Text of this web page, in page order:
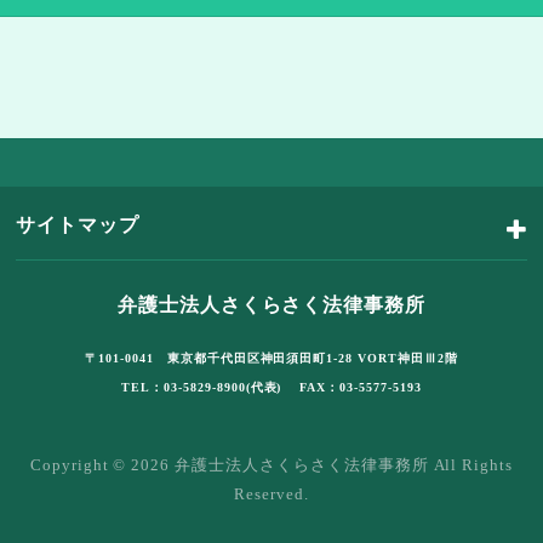
サイトマップ
弁護士法人さくらさく法律事務所
〒101-0041 東京都千代田区神田須田町1-28 VORT神田Ⅲ2階
TEL：03-5829-8900(代表) FAX：03-5577-5193
Copyright © 2026 弁護士法人さくらさく法律事務所 All Rights
Reserved.